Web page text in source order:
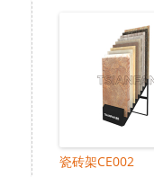
瓷砖架CE002